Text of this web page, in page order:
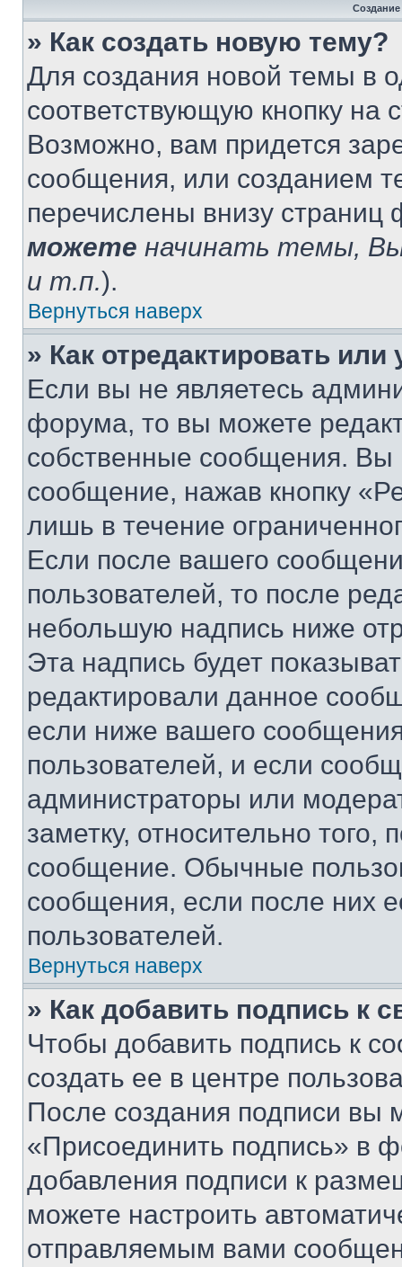
» Как создать новую тему?
Для создания новой темы в
соответствующую кнопку
Возможно, вам придется
сообщения, или созданием
перечислены внизу
можете начинать темы,
и т.п.).
Вернуться наверх
» Как отредактировать
Если вы не являетесь
форума, то вы можете
собственные сообщения. Вы
сообщение, нажав кнопку
лишь в течение
Если после вашего
пользователей, то после
небольшую надпись ниже
Эта надпись будет
редактировали данное
если ниже вашего
пользователей, и если
администраторы или
заметку, относительно
сообщение. Обычные
сообщения, если после них
пользователей.
Вернуться наверх
» Как добавить подпись к
Чтобы добавить подпись к
создать ее в центре
После создания подписи вы
«Присоединить подпись» в
добавления подписи к
можете настроить
отправляемым вами